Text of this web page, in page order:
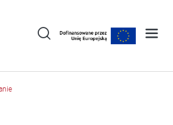
link otworzy się w nowym oknie